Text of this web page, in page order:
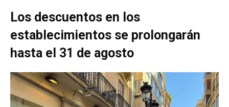
Los descuentos en los
establecimientos se prolongarán
hasta el 31 de agosto